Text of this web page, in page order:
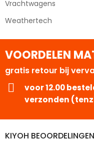
Vrachtwagens
Weathertech
VOORDELEN
gratis retour bij
voor 12.00
verzonden
KIYOH BEOORDELINGEN